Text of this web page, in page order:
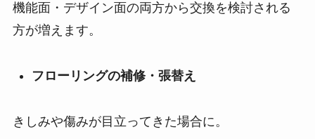
機能面・デザイン面の両方から交換を検討される
方が増えます。
フローリングの補修・張替え
きしみや傷みが目立ってきた場合に。